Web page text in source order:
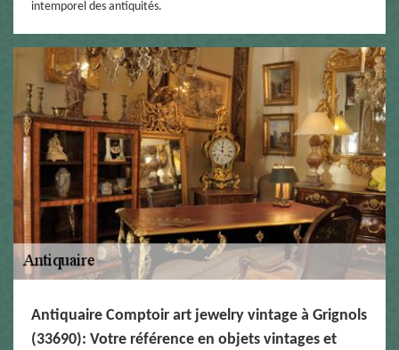
intemporel des antiquités.
Antiquaire Comptoir art jewelry vintage à Grignols
(33690): Votre référence en objets vintages et